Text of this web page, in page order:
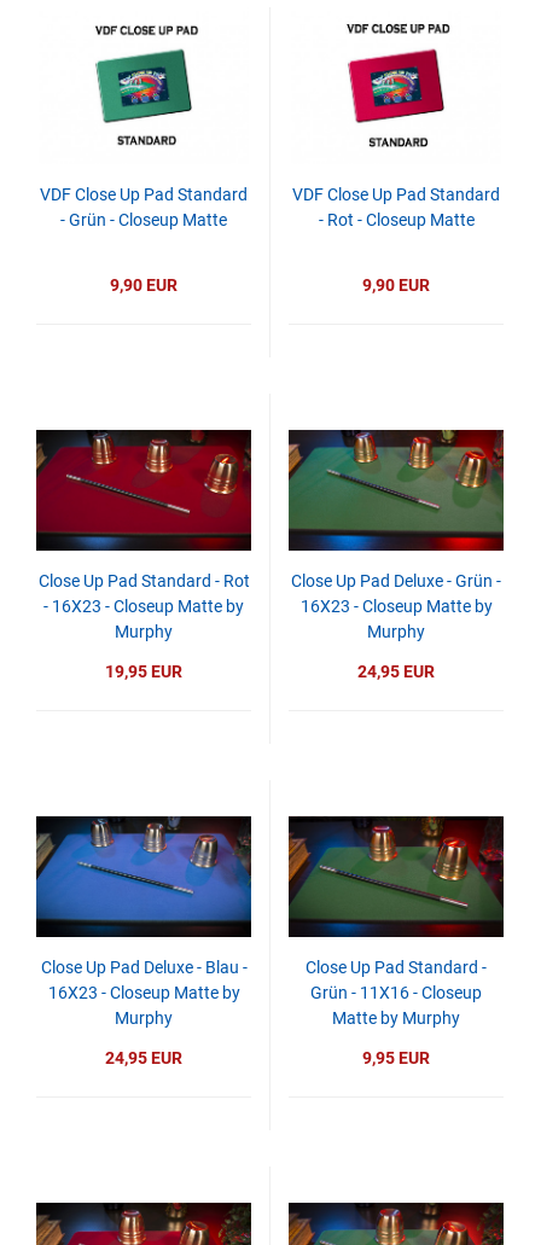
VDF Close Up Pad Standard
- Grün - Closeup Matte
9,90 EUR
VDF Close Up Pad Standard
- Rot - Closeup Matte
9,90 EUR
Close Up Pad Standard - Rot
- 16X23 - Closeup Matte by
Murphy
19,95 EUR
Close Up Pad Deluxe - Grün -
16X23 - Closeup Matte by
Murphy
24,95 EUR
Close Up Pad Deluxe - Blau -
16X23 - Closeup Matte by
Murphy
24,95 EUR
Close Up Pad Standard -
Grün - 11X16 - Closeup
Matte by Murphy
9,95 EUR